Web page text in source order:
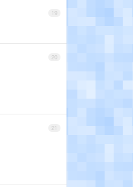
19
20
21